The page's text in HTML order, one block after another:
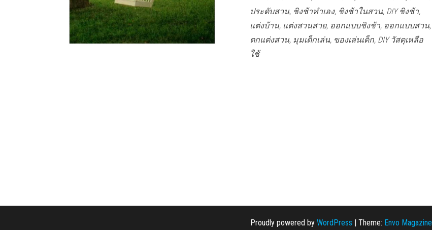
ประดับสวน, ชิงช้าทำเอง, ชิงช้าในสวน, DIY ชิงช้า,
แต่งบ้าน, แต่งสวนสวย, ออกแบบชิงช้า, ออกแบบสวน,
ตกแต่งสวน, มุมเด็กเล่น, ของเล่นเด็ก, DIY วัสดุเหลือ
ใช้
Proudly powered by WordPress | Theme: Envo Magazine